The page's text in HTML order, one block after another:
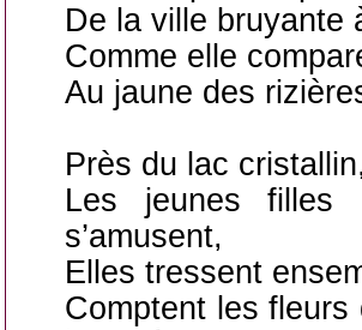
De la ville bruyante
Comme elle
Au jaune des
Près du lac
Les jeunes filles
s’amusent,
Elles tressent
Comptent les